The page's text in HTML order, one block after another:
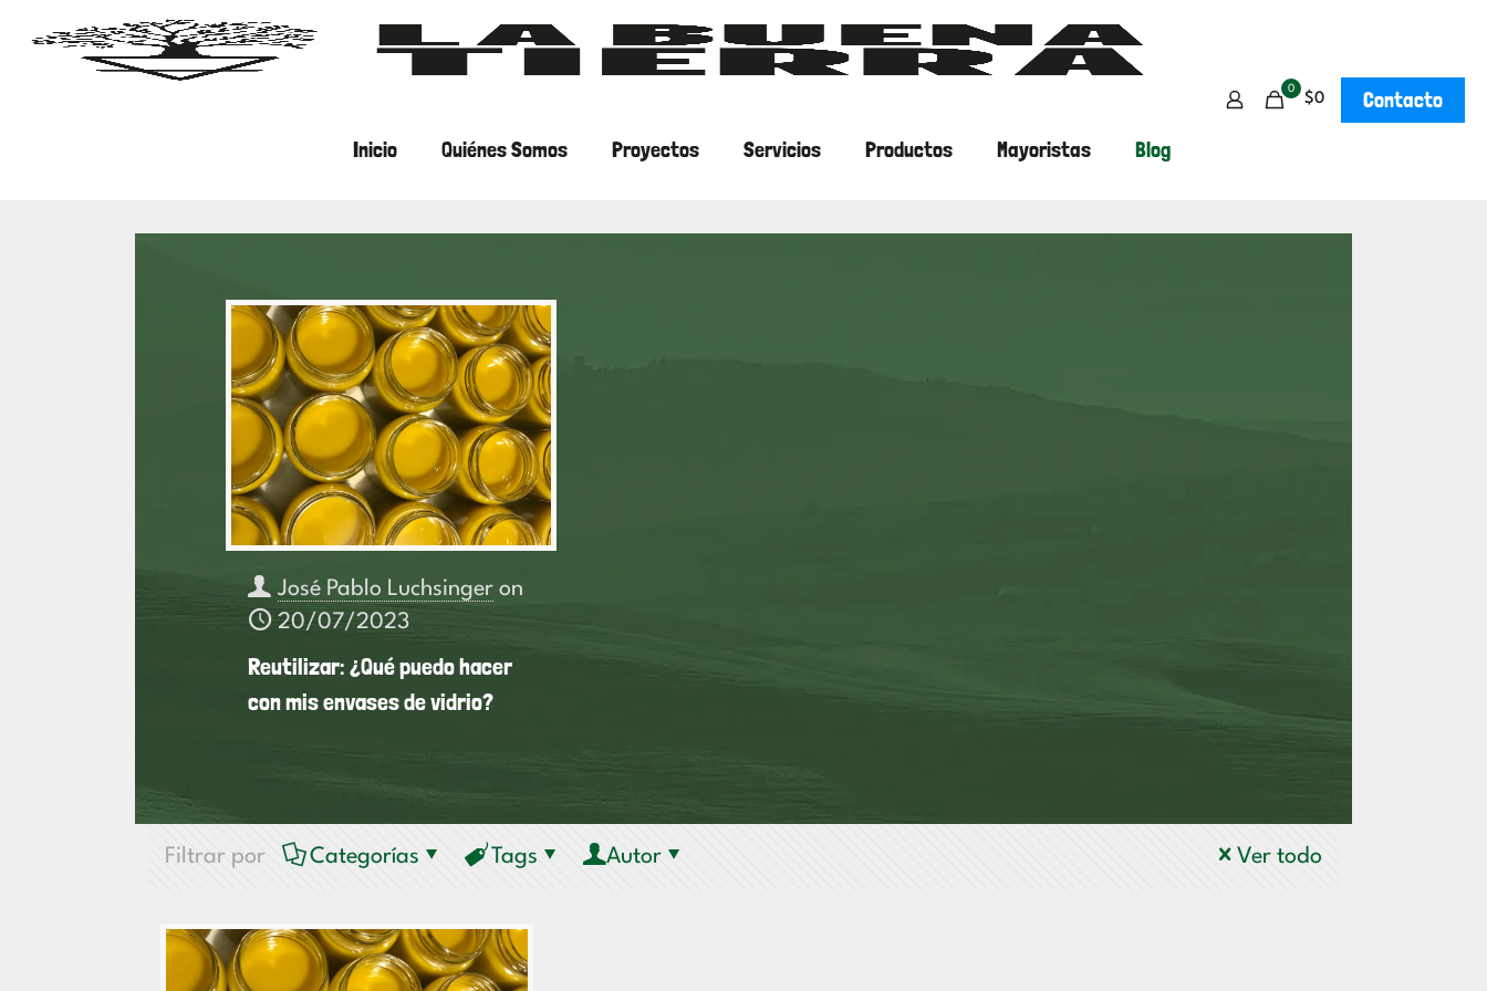
Inicio Quiénes Somos Proyectos Servicios Productos Mayoristas Blog
0
$0 Contacto
José Pablo Luchsinger on
20/07/2023
Reutilizar: ¿Qué puedo hacer
con mis envases de vidrio?
Filtrar por Categorías Tags Autor Ver todo